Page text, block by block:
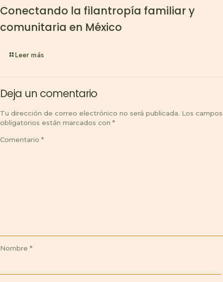
Conectando la filantropía familiar y
comunitaria en México
Leer más
Deja un comentario
Tu dirección de correo electrónico no será publicada. Los campos
obligatorios están marcados con *
Comentario *
Nombre *